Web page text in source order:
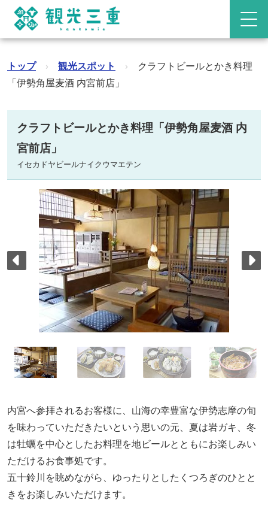
トップ › 観光スポット ›
クラフトビールとかき料理
「伊勢角屋麦酒 内宮前店」
クラフトビールとかき料理「伊勢角屋麦酒 内
宮前店」
イセカドヤビールナイクウマエテン
内宮へ参拝されるお客様に、山海の幸豊富な伊勢志摩の旬
を味わっていただきたいという思いの元、夏は岩ガキ、冬
は牡蠣を中心としたお料理を地ビールとともにお楽しみい
ただけるお食事処です。
五十鈴川を眺めながら、ゆったりとしたくつろぎのひとと
きをお楽しみいただけます。